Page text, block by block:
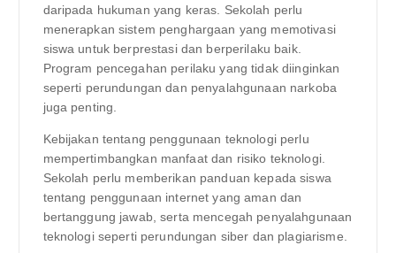
daripada hukuman yang keras. Sekolah perlu
menerapkan sistem penghargaan yang memotivasi
siswa untuk berprestasi dan berperilaku baik.
Program pencegahan perilaku yang tidak diinginkan
seperti perundungan dan penyalahgunaan narkoba
juga penting.
Kebijakan tentang penggunaan teknologi perlu
mempertimbangkan manfaat dan risiko teknologi.
Sekolah perlu memberikan panduan kepada siswa
tentang penggunaan internet yang aman dan
bertanggung jawab, serta mencegah penyalahgunaan
teknologi seperti perundungan siber dan plagiarisme.